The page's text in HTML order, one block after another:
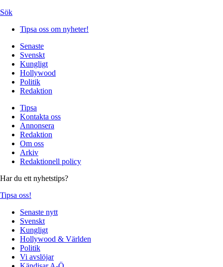
Sök
Tipsa oss om nyheter!
Senaste
Svenskt
Kungligt
Hollywood
Politik
Redaktion
Tipsa
Kontakta oss
Annonsera
Redaktion
Om oss
Arkiv
Redaktionell policy
Har du ett nyhetstips?
Tipsa oss!
Senaste nytt
Svenskt
Kungligt
Hollywood & Världen
Politik
Vi avslöjar